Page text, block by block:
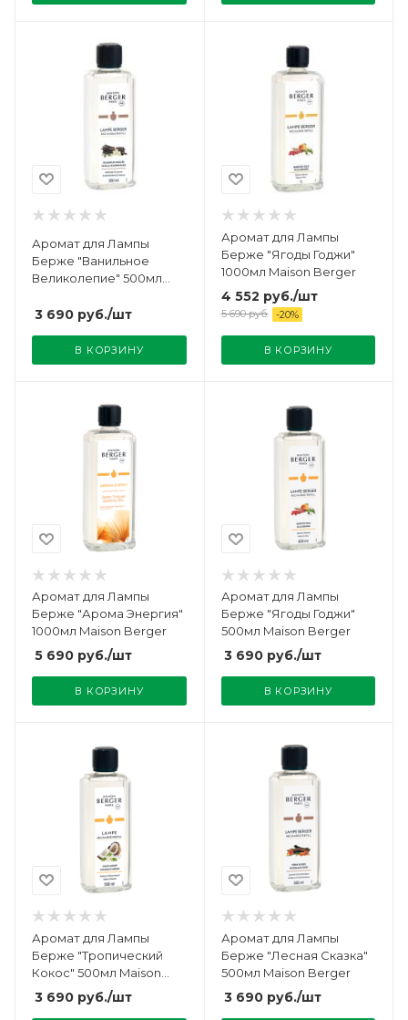
Аромат для Лампы
Берже "Ванильное
Великолепие" 500мл
3 690 руб./шт
В КОРЗИНУ
Аромат для Лампы
Берже "Ягоды Годжи"
1000мл Maison Berger
4 552 руб./шт
5 690руб. -20%
В КОРЗИНУ
Аромат для Лампы
Берже "Арома Энергия"
1000мл Maison Berger
5 690 руб./шт
В КОРЗИНУ
Аромат для Лампы
Берже "Ягоды Годжи"
500мл Maison Berger
3 690руб./шт
В КОРЗИНУ
Аромат для Лампы
Берже "Тропический
Кокос" 500мл Maison
Berger
3 690 руб./шт
Аромат для Лампы
Берже "Лесная Сказка"
500мл Maison Berger
3 690руб./шт